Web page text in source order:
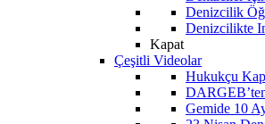
Denizcilik
Denizcilikte
Kapat
Çeşitli Videolar
Hukukçu
Gemide 10